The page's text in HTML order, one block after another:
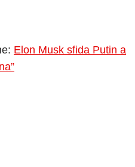
Elon Musk sfida Putin a